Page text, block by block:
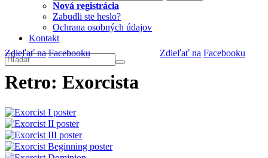
Nová registrácia
Zabudli ste heslo?
Ochrana osobných údajov
Kontakt
Zdieľať na Facebooku
Zdieľať na Facebooku
Retro: Exorcista